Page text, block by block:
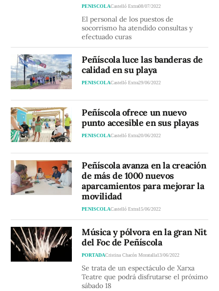
PENISCOLACastelló Extra08/07/2022
El personal de los puestos de
socorrismo ha atendido consultas y
efectuado curas
Peñíscola luce las banderas de
calidad en su playa
PENISCOLACastelló Extra29/06/2022
Peñíscola ofrece un nuevo
punto accesible en sus playas
PENISCOLACastelló Extra20/06/2022
Peñíscola avanza en la creación
de más de 1000 nuevos
aparcamientos para mejorar la
movilidad
PENISCOLACastelló Extra15/06/2022
Música y pólvora en la gran Nit
del Foc de Peñíscola
PORTADACristina Chacón Moratalla13/06/2022
Se trata de un espectáculo de Xarxa
Teatre que podrá disfrutarse el próximo
sábado 18